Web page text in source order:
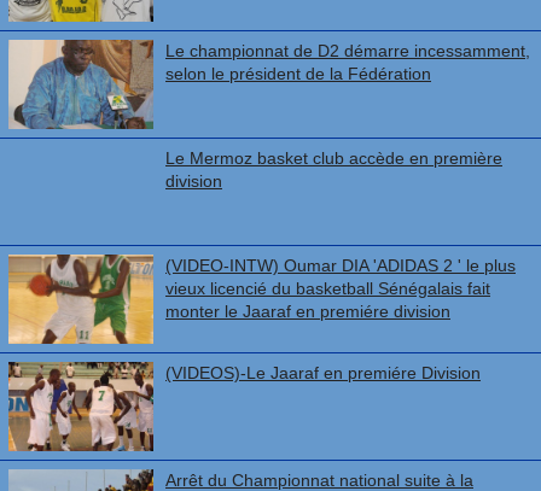
Le championnat de D2 démarre incessamment,
selon le président de la Fédération
Le Mermoz basket club accède en première
division
(VIDEO-INTW) Oumar DIA 'ADIDAS 2 ' le plus
vieux licencié du basketball Sénégalais fait
monter le Jaaraf en premiére division
(VIDEOS)-Le Jaaraf en premiére Division
Arrêt du Championnat national suite à la